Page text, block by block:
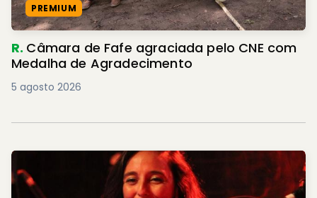
PREMIUM
R. Câmara de Fafe agraciada pelo CNE com
Medalha de Agradecimento
5 agosto 2026